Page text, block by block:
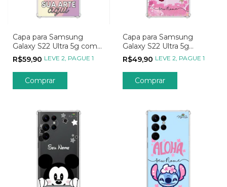
Capa para Samsung
Galaxy S22 Ultra 5g com
Foto, Sua Arte, Seu Jeito,
Sua Estampa
R$59,90 LEVE 2, PAGUE 1
Capa para Samsung
Galaxy S22 Ultra 5g
Personalizada Wish para
Onde Quer Ir
R$49,90 LEVE 2, PAGUE 1
Comprar